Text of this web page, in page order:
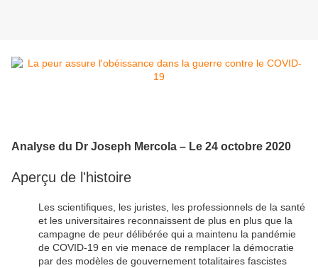
Analyse du Dr Joseph Mercola – Le 24 octobre 2020
Aperçu de l'histoire
Les scientifiques, les juristes, les professionnels de la santé
et les universitaires reconnaissent de plus en plus que la
campagne de peur délibérée qui a maintenu la pandémie
de COVID-19 en vie menace de remplacer la démocratie
par des modèles de gouvernement totalitaires fascistes